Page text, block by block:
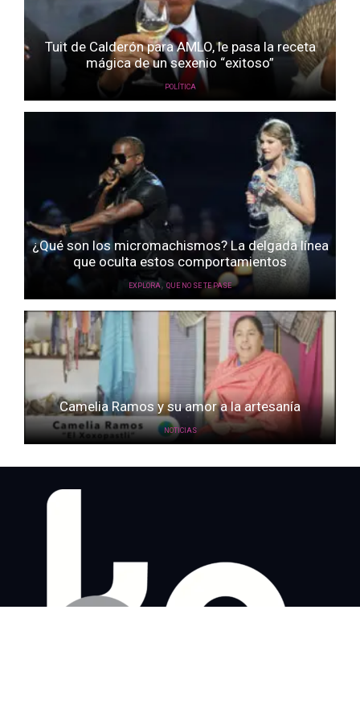
Tuit de Calderón para AMLO, le pasa la receta
mágica de un sexenio “exitoso”
POLÍTICA
¿Qué son los micromachismos? La delgada línea
que oculta estos comportamientos
EXPLORA, QUE NO SE TE PASE
Camelia Ramos y su amor a la artesanía
NOTICIAS